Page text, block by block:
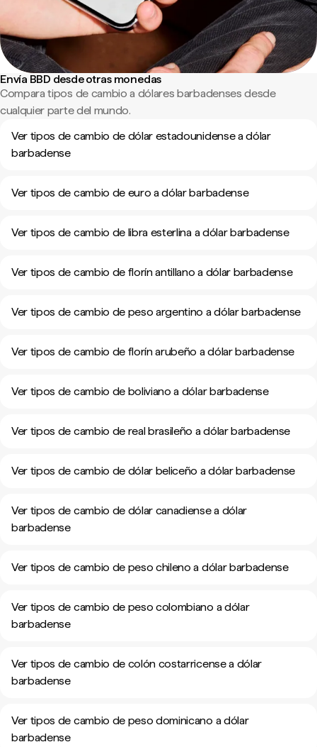
Envía BBD desde otras monedas
Compara tipos de cambio a dólares barbadenses desde
cualquier parte del mundo.
Ver tipos de cambio de dólar estadounidense a dólar
barbadense
Ver tipos de cambio de euro a dólar barbadense
Ver tipos de cambio de libra esterlina a dólar barbadense
Ver tipos de cambio de florín antillano a dólar barbadense
Ver tipos de cambio de peso argentino a dólar barbadense
Ver tipos de cambio de florín arubeño a dólar barbadense
Ver tipos de cambio de boliviano a dólar barbadense
Ver tipos de cambio de real brasileño a dólar barbadense
Ver tipos de cambio de dólar beliceño a dólar barbadense
Ver tipos de cambio de dólar canadiense a dólar
barbadense
Ver tipos de cambio de peso chileno a dólar barbadense
Ver tipos de cambio de peso colombiano a dólar
barbadense
Ver tipos de cambio de colón costarricense a dólar
barbadense
Ver tipos de cambio de peso dominicano a dólar
barbadense